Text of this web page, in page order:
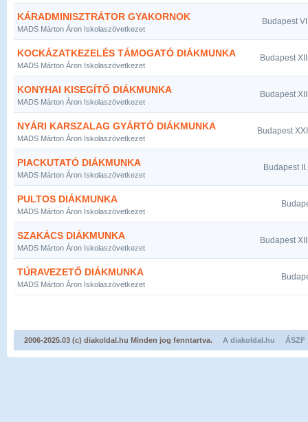
KÁRADMINISZTRÁTOR GYAKORNOK
MADS Márton Áron Iskolaszövetkezet
Budapest
KOCKÁZATKEZELÉS TÁMOGATÓ DIÁKMUNKA
MADS Márton Áron Iskolaszövetkezet
Budapest
KONYHAI KISEGÍTŐ DIÁKMUNKA
MADS Márton Áron Iskolaszövetkezet
Budapest
NYÁRI KARSZALAG GYÁRTÓ DIÁKMUNKA
MADS Márton Áron Iskolaszövetkezet
Budapest
PIACKUTATÓ DIÁKMUNKA
MADS Márton Áron Iskolaszövetkezet
Budapest
PULTOS DIÁKMUNKA
MADS Márton Áron Iskolaszövetkezet
SZAKÁCS DIÁKMUNKA
MADS Márton Áron Iskolaszövetkezet
Budapest
TÚRAVEZETŐ DIÁKMUNKA
MADS Márton Áron Iskolaszövetkezet
2006-2025.03 (c) diakoldal.hu Minden jog fenntartva. A diakoldal.hu ÁSZF